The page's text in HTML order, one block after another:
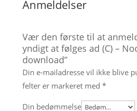
Anmeldelser
Vær den første til at
yndigt at følges ad (C) –
download”
Din e-mailadresse vil ikke blive
felter er markeret med *
Din bedømmelse